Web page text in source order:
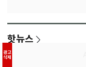
핫뉴스
광고
삭제